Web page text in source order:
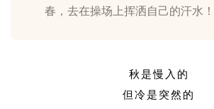
春，去在操场上挥洒自己的汗水！
秋是慢入的
但冷是突然的